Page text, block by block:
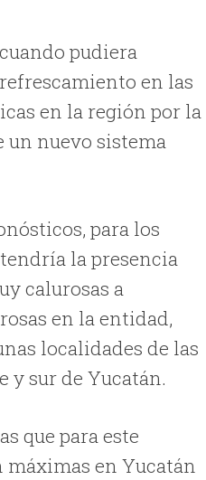
pudiera
en las
en la región por la
un nuevo sistema
para los
la presencia
calurosas a
en la entidad,
localidades de las
y sur de Yucatán.
que para este
en Yucatán